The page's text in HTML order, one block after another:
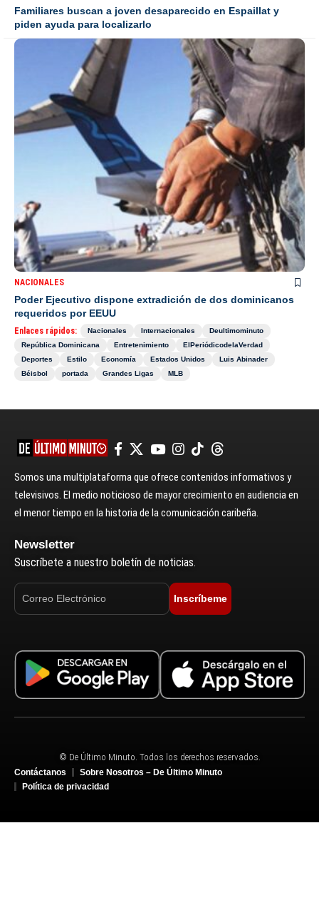
Familiares buscan a joven desaparecido en Espaillat y
piden ayuda para localizarlo
NACIONALES
Poder Ejecutivo dispone extradición de dos dominicanos
requeridos por EEUU
Enlaces rápidos: Nacionales Internacionales
Deultimominuto
República Dominicana
Entretenimiento
ElPeriódicodelaVerdad
Deportes
Estilo Economía Estados Unidos
Luis Abinader
Béisbol
portada Grandes Ligas MLB
Somos una multiplataforma que ofrece contenidos informativos y
televisivos. El medio noticioso de mayor crecimiento en audiencia en
el menor tiempo en la historia de la comunicación caribeña.
Newsletter
Suscríbete a nuestro boletín de noticias.
Inscríbeme
© De Último Minuto. Todos los derechos reservados.
Contáctanos
Sobre Nosotros – De Último Minuto
Política de privacidad